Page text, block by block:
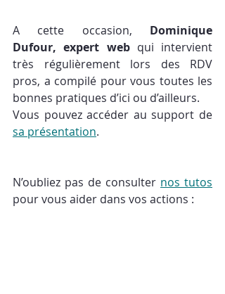
A cette occasion, Dominique
Dufour, expert web qui intervient
très régulièrement lors des RDV
pros, a compilé pour vous toutes les
bonnes pratiques d’ici ou d’ailleurs.
sa présentation.
N’oubliez pas de consulter nos tutos
pour vous aider dans vos actions :